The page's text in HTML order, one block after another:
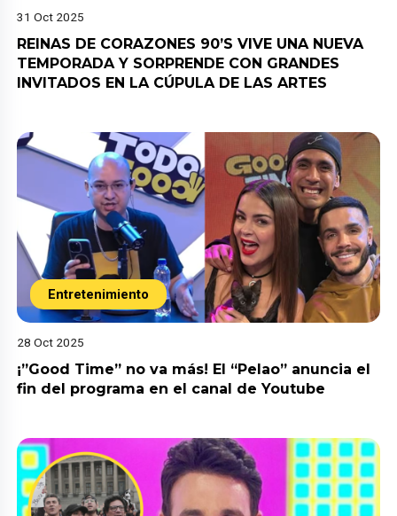
31 Oct 2025
REINAS DE CORAZONES 90’S VIVE UNA NUEVA
TEMPORADA Y SORPRENDE CON GRANDES
INVITADOS EN LA CÚPULA DE LAS ARTES
Entretenimiento
28 Oct 2025
¡”Good Time” no va más! El “Pelao” anuncia el
fin del programa en el canal de Youtube